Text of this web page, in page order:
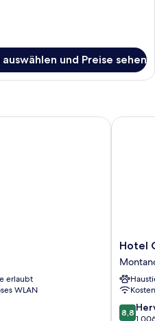
und Preise sehen
erlaubt
WLAN
Hotel
Cruise
Lucino
Hotel
8.8
8,8
Hotel